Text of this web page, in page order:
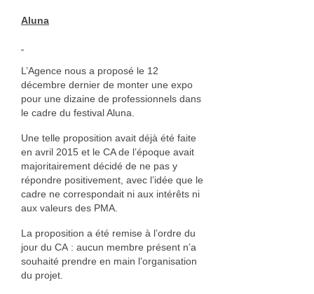
Aluna
L’Agence nous a proposé le 12
décembre dernier de monter une expo
pour une dizaine de professionnels dans
le cadre du festival Aluna.
Une telle proposition avait déjà été faite
en avril 2015 et le CA de l’époque avait
majoritairement décidé de ne pas y
répondre positivement, avec l’idée que le
cadre ne correspondait ni aux intérêts ni
aux valeurs des PMA.
La proposition a été remise à l’ordre du
jour du CA : aucun membre présent n’a
souhaité prendre en main l’organisation
du projet.